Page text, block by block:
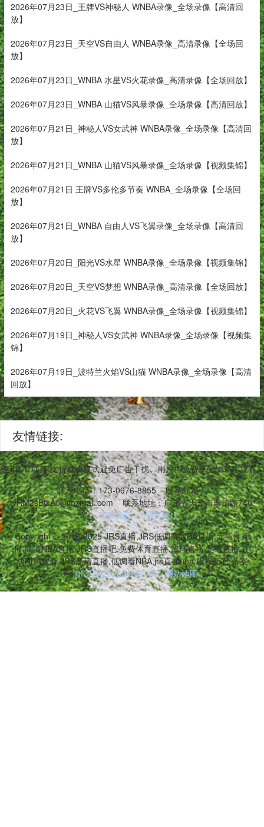
2026年07月23日_王牌VS神秘人 WNBA录像_全场录像【高清回
放】
2026年07月23日_天空VS自由人 WNBA录像_高清录像【全场回
放】
2026年07月23日_WNBA 水星VS火花录像_高清录像【全场回放】
2026年07月23日_WNBA 山猫VS风暴录像_全场录像【高清回放】
2026年07月21日_神秘人VS女武神 WNBA录像_全场录像【高清回
放】
2026年07月21日_WNBA 山猫VS风暴录像_全场录像【视频集锦】
2026年07月21日 王牌VS多伦多节奏 WNBA_全场录像【全场回
放】
2026年07月21日_WNBA 自由人VS飞翼录像_全场录像【高清回
放】
2026年07月20日_阳光VS水星 WNBA录像_全场录像【视频集锦】
2026年07月20日_天空VS梦想 WNBA录像_高清录像【全场回放】
2026年07月20日_火花VS飞翼 WNBA录像_全场录像【视频集锦】
2026年07月19日_神秘人VS女武神 WNBA录像_全场录像【视频集
锦】
2026年07月19日_波特兰火焰VS山猫 WNBA录像_全场录像【高清
回放】
友情链接:
体育项目,支持低调模式避免广告干扰。用户可免费享受NBA常规
联系电话：173-0976-8855
联系邮箱：
vRM2sBtsA0@foxmail.com
联系地址：广东省天长市自清路740
号
联系我们
留言反馈
Copyright © 2016-2025 JRS直播,JRS低调看,NBA直播,无插件直
播,高清NBA直播,JRS直播吧,免费体育直播,篮球直播,足球直播,在
线NBA观看,JRS高清直播,低调看NBA,jrs直播nba 版权所有 备案
号:渝ICP备2025049671号 网站地图